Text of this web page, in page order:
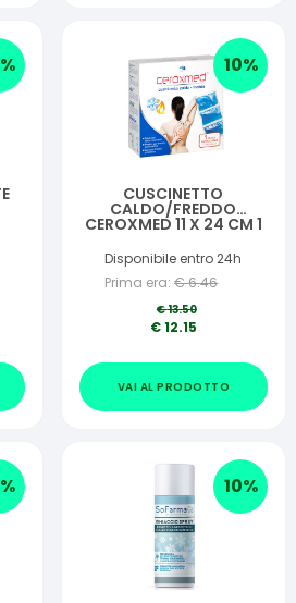
% 10%
CUSCINETTO
CALDO/FREDDO
CEROXMED 11 X 24 CM 1
Disponibile entro 24h
Prima era: €6.46
€13.50
€12.15
VAI AL PRODOTTO
% 10%